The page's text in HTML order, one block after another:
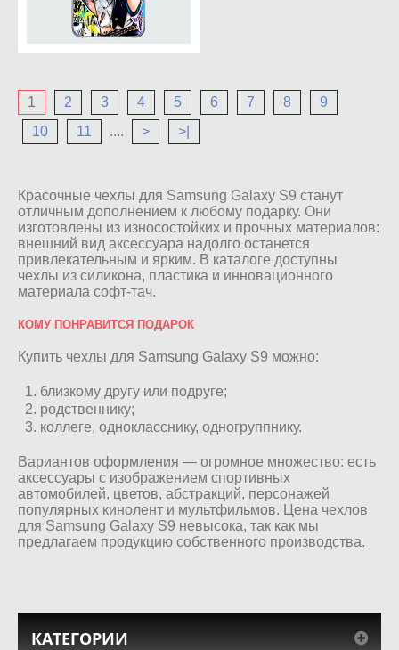
1 2 3 4 5 6 7 8
9
10
11 .... > >|
Красочные чехлы для Samsung Galaxy S9 станут
отличным дополнением к любому подарку. Они
изготовлены из износостойких и прочных материалов:
внешний вид аксессуара надолго останется
привлекательным и ярким. В каталоге доступны
чехлы из силикона, пластика и инновационного
материала софт-тач.
КОМУ ПОНРАВИТСЯ ПОДАРОК
Купить чехлы для Samsung Galaxy S9 можно:
близкому другу или подруге;
родственнику;
коллеге, однокласснику, одногруппнику.
Вариантов оформления — огромное множество: есть
аксессуары с изображением спортивных
автомобилей, цветов, абстракций, персонажей
популярных кинолент и мультфильмов. Цена чехлов
для Samsung Galaxy S9 невысока, так как мы
предлагаем продукцию собственного производства.
КАТЕГОРИИ